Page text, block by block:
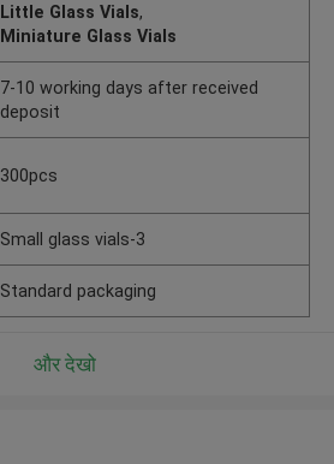
Little Glass Vials,
Miniature Glass Vials
7-10 working days after received
deposit
300pcs
Small glass vials-3
Standard packaging
और देखो